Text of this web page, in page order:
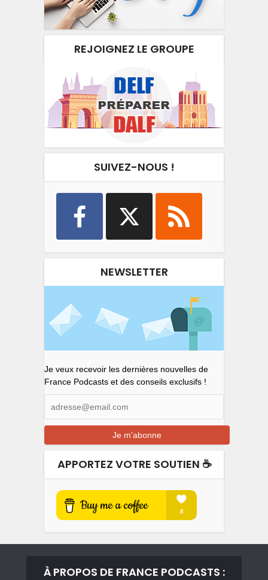
REJOIGNEZ LE GROUPE
SUIVEZ-NOUS !
NEWSLETTER
Je veux recevoir les dernières nouvelles de
France Podcasts et des conseils exclusifs !
APPORTEZ VOTRE SOUTIEN ☕️
À PROPOS DE FRANCE PODCASTS :